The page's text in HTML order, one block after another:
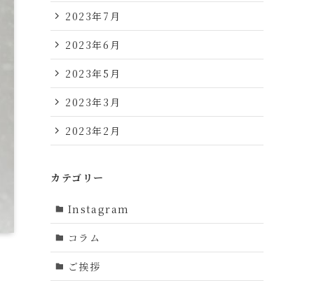
2023年7月
2023年6月
2023年5月
2023年3月
2023年2月
カテゴリー
Instagram
コラム
ご挨拶